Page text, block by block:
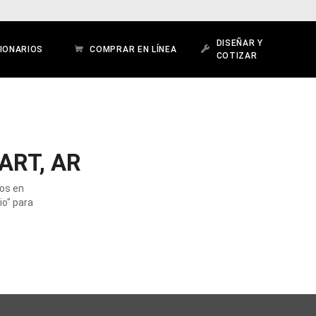
COMPRAR EN LÍNEA
DISEÑAR Y
COTIZAR
AR
en
para